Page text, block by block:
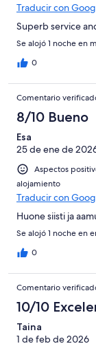
Traducir con
Superb service
Se alojó 1 noche en
0
Comentario
8/10 Bueno
Esa
25 de ene de
Aspectos
alojamiento
Traducir con
Huone siisti ja
Se alojó 1 noche en
0
Comentario
10/10
Taina
1 de feb de 2026